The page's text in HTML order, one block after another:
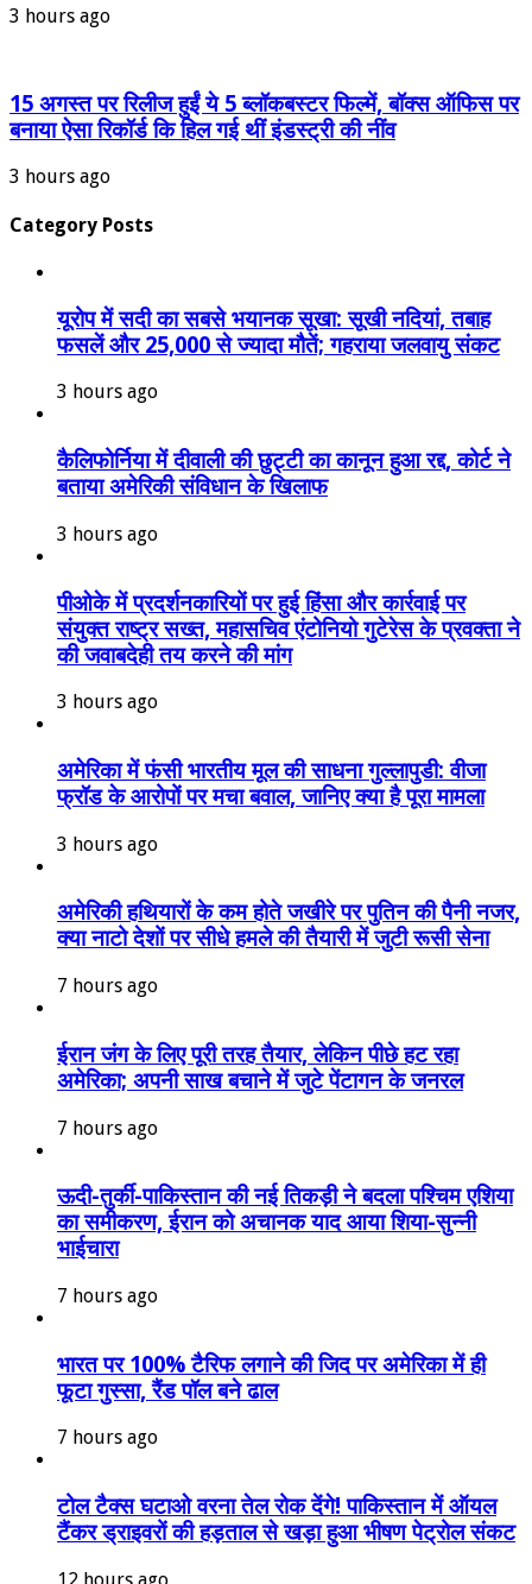
3 hours ago
15 अगस्त पर रिलीज हुईं ये 5 ब्लॉकबस्टर फिल्में, बॉक्स ऑफिस पर
बनाया ऐसा रिकॉर्ड कि हिल गई थीं इंडस्ट्री की नींव
3 hours ago
Category Posts
यूरोप में सदी का सबसे भयानक सूखा: सूखी नदियां, तबाह
फसलें और 25,000 से ज्यादा मौतें; गहराया जलवायु संकट
3 hours ago
कैलिफोर्निया में दीवाली की छुट्टी का कानून हुआ रद्द, कोर्ट ने
बताया अमेरिकी संविधान के खिलाफ
3 hours ago
पीओके में प्रदर्शनकारियों पर हुई हिंसा और कार्रवाई पर
संयुक्त राष्ट्र सख्त, महासचिव एंटोनियो गुटेरेस के प्रवक्ता ने
की जवाबदेही तय करने की मांग
3 hours ago
अमेरिका में फंसी भारतीय मूल की साधना गुल्लापुडी: वीजा
फ्रॉड के आरोपों पर मचा बवाल, जानिए क्या है पूरा मामला
3 hours ago
अमेरिकी हथियारों के कम होते जखीरे पर पुतिन की पैनी नजर,
क्या नाटो देशों पर सीधे हमले की तैयारी में जुटी रूसी सेना
7 hours ago
ईरान जंग के लिए पूरी तरह तैयार, लेकिन पीछे हट रहा
अमेरिका; अपनी साख बचाने में जुटे पेंटागन के जनरल
7 hours ago
ऊदी-तुर्की-पाकिस्तान की नई तिकड़ी ने बदला पश्चिम एशिया
का समीकरण, ईरान को अचानक याद आया शिया-सुन्नी
भाईचारा
7 hours ago
भारत पर 100% टैरिफ लगाने की जिद पर अमेरिका में ही
फूटा गुस्सा, रैंड पॉल बने ढाल
7 hours ago
टोल टैक्स घटाओ वरना तेल रोक देंगे! पाकिस्तान में ऑयल
टैंकर ड्राइवरों की हड़ताल से खड़ा हुआ भीषण पेट्रोल संकट